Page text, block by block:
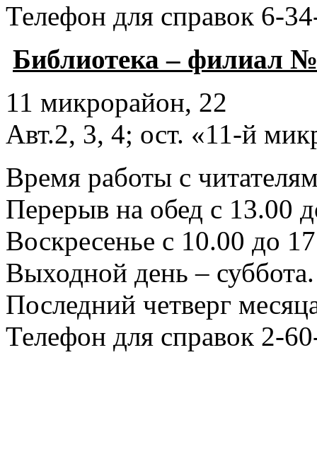
Телефон для справок 6-
Библиотека – филиал
11 микрорайон, 22
Авт.2, 3, 4; ост. «11-й
Время работы с
Перерыв на обед с 13.00
Воскресенье с 10.00 до
Выходной день – суббота.
Последний четверг
Телефон для справок 2-